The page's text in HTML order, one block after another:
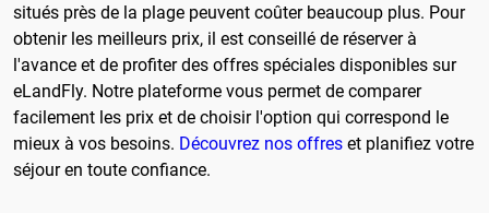
situés près de la plage peuvent coûter beaucoup plus. Pour
obtenir les meilleurs prix, il est conseillé de réserver à
l'avance et de profiter des offres spéciales disponibles sur
eLandFly. Notre plateforme vous permet de comparer
facilement les prix et de choisir l'option qui correspond le
mieux à vos besoins. Découvrez nos offres et planifiez votre
séjour en toute confiance.